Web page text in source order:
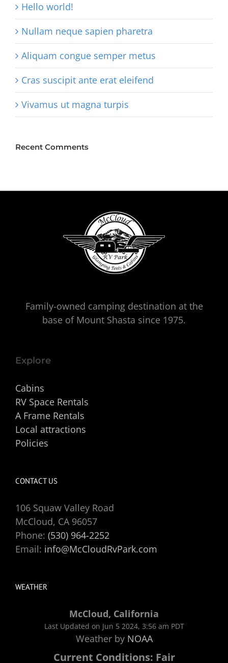
Hello world!
Nullam neque sapien pharetra
Aliquam congue semper metus
Cras suscipit ante erat eleifend
Vivamus ut magna turpis
Recent Comments
Family-owned camping destination at the
base of Mount Shasta since 1975.
Explore
Cabins
RV Space Rentals
A Frame Rentals
Local attractions
Policies
CONTACT US
106 Squaw Valley Road
McCloud, CA 96057
Phone: (530) 964-2252
Email: info@McCloudRvPark.com
WEATHER
McCloud, California
Last Updated on Jun 5 2024, 3:56 am PDT
Weather by NOAA
Current Conditions: Fair